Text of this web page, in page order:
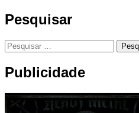
Pesquisar
Pesquisar
por:
Publicidade